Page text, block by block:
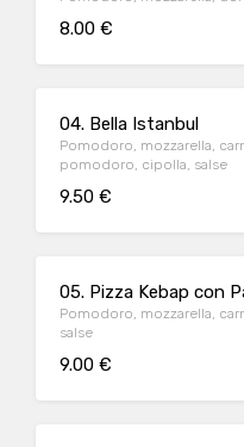
8.00 €
04. Bella Istanbul
Pomodoro, mozzarella,
pomodoro, cipolla, salse
9.50 €
05. Pizza Kebap con
Pomodoro, mozzarella,
salse
9.00 €